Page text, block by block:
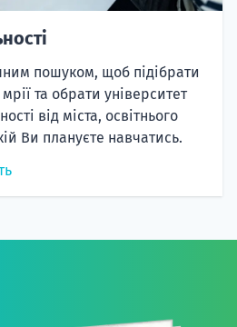
пошуком, щоб підібрати
мрії та обрати університет
від міста, освітнього
Ви плануєте навчатись.